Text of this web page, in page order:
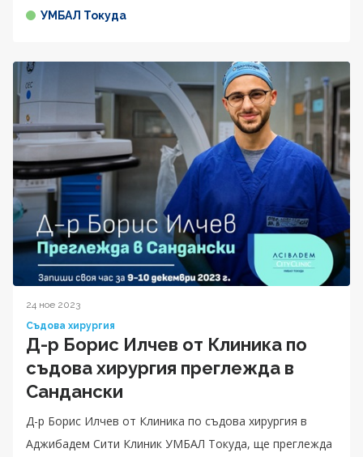
УМБАЛ Токуда
24 ное 2023
Съдова хирургия
Д-р Борис Илчев от Клиника по
съдова хирургия преглежда в
Сандански
Д-р Борис Илчев от Клиника по съдова хирургия в
Аджибадем Сити Клиник УМБАЛ Токуда, ще преглежда